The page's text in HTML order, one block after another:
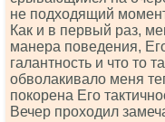
не подходящий
Как и в первый раз,
манера поведения,
галантность и что то
обволакивало меня
покорена Его
Вечер проходил